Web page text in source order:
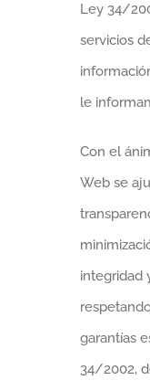
Ley 34/
servicios
le
Con el
Web se
integridad
garantías
34/2002,